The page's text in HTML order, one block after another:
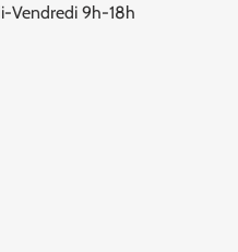
Vendredi 9h-18h